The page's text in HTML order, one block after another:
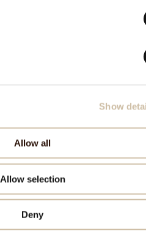
Show
Allow all
Allow selection
Deny